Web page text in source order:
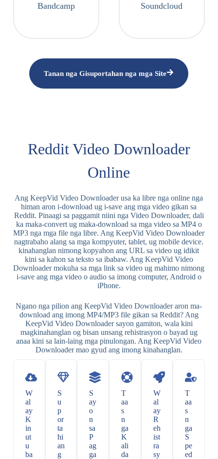
Bandcamp Soundcloud
Tanan nga Gisuportahan nga mga Site
Reddit Video Downloader
Online
Ang KeepVid Video Downloader usa ka libre nga online nga
himan aron i-download ug i-save ang mga video gikan sa
Reddit. Pinaagi sa paggamit niini nga Video Downloader, dali
ka maka-convert ug maka-download sa mga video sa MP4 o
MP3 nga mga file nga libre. Ang KeepVid Video Downloader
nagtrabaho alang sa mga kompyuter, tablet, ug mobile device.
kinahanglan nimong kopyahon ang URL sa video ug idikit
kini sa kahon sa teksto sa ibabaw. Ang KeepVid Video
Downloader mokuha sa mga link sa video ug mahimo nimong
i-save ang mga video o audio sa imong computer, Android o
iPhone.
Ngano nga pilion ang KeepVid Video Downloader aron ma-
download ang imong MP4/MP3 file gikan sa Reddit? Ang
KeepVid Video Downloader sayon ​​​​gamiton, wala kini
magkinahanglan og bisan unsang rehistrasyon o bayad ug
anaa kini sa lain-laing mga pinulongan. Ang KeepVid Video
Downloader mao gyud ang imong kinahanglan.
W
al
ay
K
in
ut
u
ba
S
u
p
or
ta
hi
an
g
S
ay
o
n
sa
P
ag
ga
T
aa
s
n
ga
K
ali
da
W
al
ay
R
eh
ist
ra
sy
T
aa
s
n
ga
S
pe
ed